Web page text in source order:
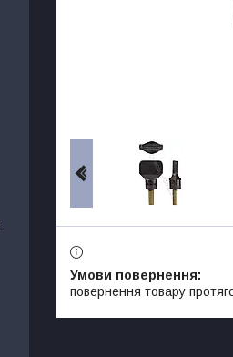
повернення товару